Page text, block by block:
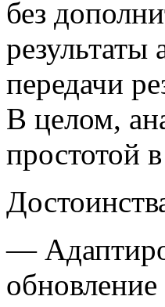
без
результаты
передачи
В целом,
простотой
—